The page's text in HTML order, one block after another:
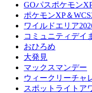
GOパスポケモン
ポケモンXP＆
ワイルドエリア
コミュニティデイ
おひろめ
大発見
マックスマンデー
ウィークリーチャ
スポットライトア